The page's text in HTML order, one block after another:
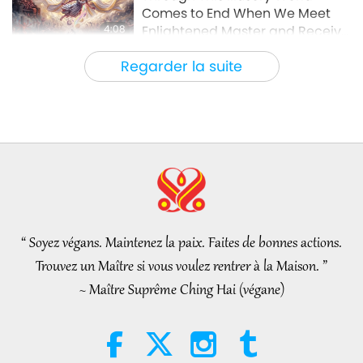
Regarder la suite
4:08
Comes to End When We Meet
Enlightened Master and Receive
Initiation
Nouvelles d'exception 2026-08-06
35:06
L’éthique islamique concernant
partie 2/2
graines d’un monde plus
bienveillant, partie 1/2
“ Soyez végans. Maintenez la paix. Faites de bonnes actions.
Trouvez un Maître si vous voulez rentrer à la Maison. ”
~ Maître Suprême Ching Hai (végane)